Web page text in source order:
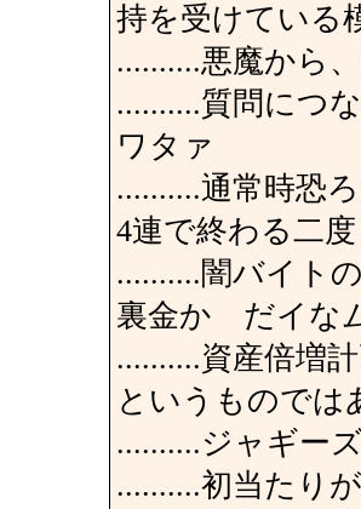
持を受けている
..........悪魔から
..........質問につ
ワタァ
..........通常時恐
4連で終わる二
..........闇バイト
裏金か だイな
..........資産倍増
というものでは
..........ジャギー
..........初当たり